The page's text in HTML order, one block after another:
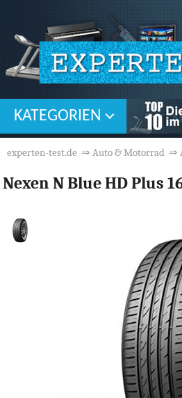
KATEGORIEN
experten-test.de ⇒ Auto & Motorrad ⇒
Nexen N Blue HD Plus